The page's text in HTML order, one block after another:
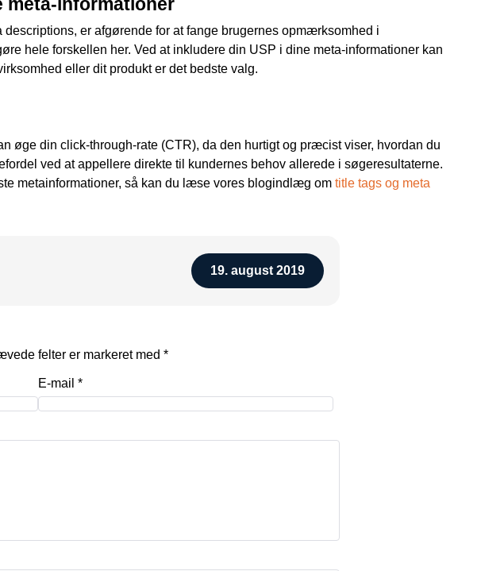
descriptions, er afgørende for at fange brugernes opmærksomhed i
hele forskellen her. Ved at inkludere din USP i dine meta-informationer kan
eller dit produkt er det bedste valg.
øge din click-through-rate (CTR), da den hurtigt og præcist viser, hvordan du
ved at appellere direkte til kundernes behov allerede i søgeresultaterne.
metainformationer, så kan du læse vores blogindlæg om title tags og meta
19. august 2019
felter er markeret med *
E-mail *